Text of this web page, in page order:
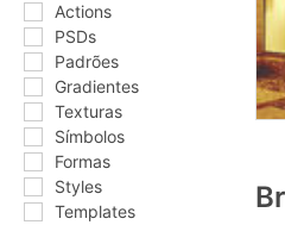
Actions
PSDs
Padrões
Gradientes
Texturas
Símbolos
Formas
Styles
Templates